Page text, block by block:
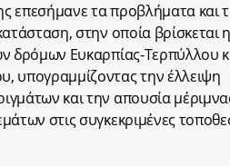
επεσήμανε τα προβλήματα και
στην οποία βρίσκεται
δρόμων Ευκαρπίας-Τερπύλλου
υπογραμμίζοντας την έλλειψη
και την απουσία
στις συγκεκριμένες